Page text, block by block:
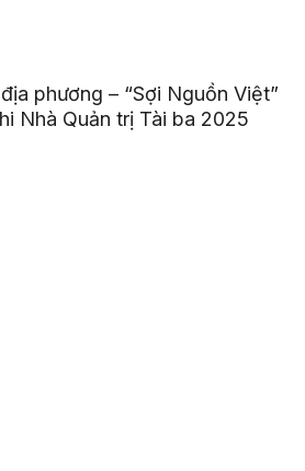
phương – “Sợi Nguồn Việt”
Nhà Quản trị Tài ba 2025